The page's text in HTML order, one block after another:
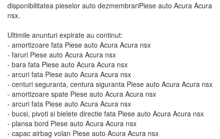
disponibilitatea pieselor auto dezmembrariPiese auto Acura Acura
nsx.
Ultimile anunturi expirate au continut:
- amortizoare fata Piese auto Acura Acura nsx
- faruri Piese auto Acura Acura nsx
- bara fata Piese auto Acura Acura nsx
- arcuri fata Piese auto Acura Acura nsx
- centuri seguranta, centura siguranta Piese auto Acura Acura nsx
- amortizoare spate Piese auto Acura Acura nsx
- arcuri fata Piese auto Acura Acura nsx
- bucsi, pivoti si bielete directie fata Piese auto Acura Acura nsx
- plansa bord Piese auto Acura Acura nsx
- capac airbag volan Piese auto Acura Acura nsx